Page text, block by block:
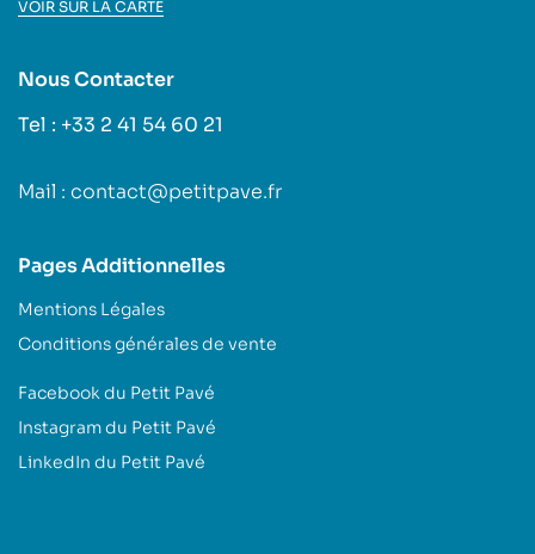
VOIR SUR LA CARTE
Nous Contacter
Tel : +33 2 41 54 60 21
Mail : contact@petitpave.fr
Pages Additionnelles
Mentions Légales
Conditions générales de vente
Facebook du Petit Pavé
Instagram du Petit Pavé
LinkedIn du Petit Pavé